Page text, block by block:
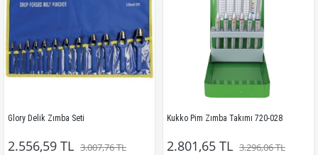
Glory Delik Zımba Seti
2.556,59 TL 3.007,76 TL
Kukko Pim Zımba Takımı 720-028
2.801,65 TL 3.296,06 TL